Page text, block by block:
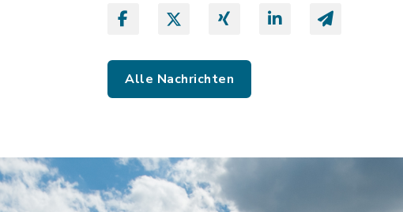
Alle Nachrichten